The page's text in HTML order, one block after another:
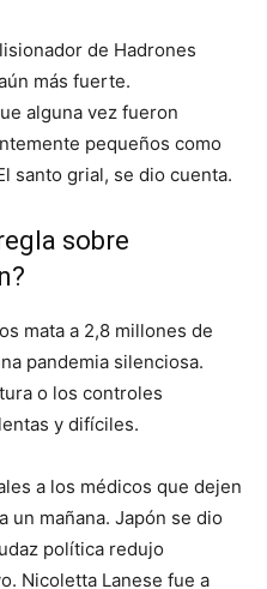
de Hadrones
más fuerte.
alguna vez fueron
pequeños como
santo grial, se dio cuenta.
sobre
mata a 2,8 millones de
pandemia silenciosa.
o los controles
y difíciles.
a los médicos que dejen
un mañana. Japón se dio
política redujo
Nicoletta Lanese fue a